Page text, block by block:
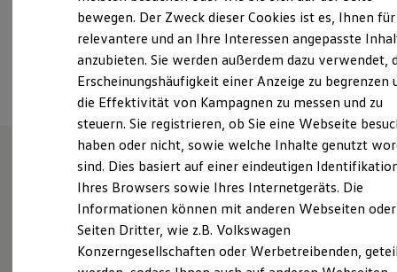
Laden Zuhause
Ladestationen finden
Ladezeitensimulator
Batterie
Sicherheit
Garantie und Lebensdauer
Nachhaltigkeit
Technologie
Kosten und Kauf
Verbrauchskosten
Kaufoptionen
E-Auto-Förderung
Software und Konnektivität
ID. Software Versionen und Updates
Digitale Extras
Schnittstellen zu Ihrem ID.
Ansprechpartner
Willkommen bei AMB
Erfahren Sie hier, wer wir sind, wie Sie uns erreichen
bewegen. Der Zweck dieser Cookies ist es, Ihnen für
relevantere und an Ihre Interessen angepasste
anzubieten. Sie werden außerdem dazu verwendet,
Erscheinungshäufigkeit einer Anzeige zu begrenzen
die Effektivität von Kampagnen zu messen und zu
steuern. Sie registrieren, ob Sie eine Webseite
haben oder nicht, sowie welche Inhalte genutzt
sind. Dies basiert auf einer eindeutigen
Ihres Browsers sowie Ihres Internetgeräts. Die
Informationen können mit anderen Webseiten oder
Seiten Dritter, wie z.B. Volkswagen
Konzerngesellschaften oder Werbetreibenden,